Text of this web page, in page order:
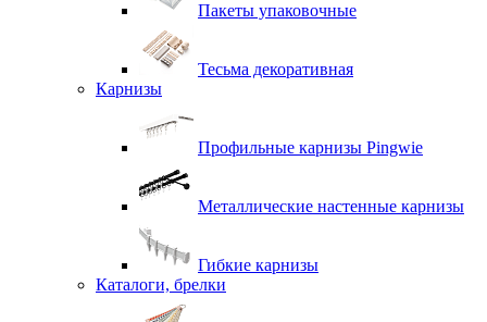
Пакеты упаковочные
Тесьма декоративная
Карнизы
Профильные карнизы Pingwie
Металлические настенные карнизы
Гибкие карнизы
Каталоги, брелки